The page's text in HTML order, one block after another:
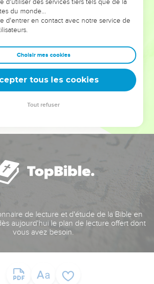
qu'ils ont traversés, alors même que ce
elles qui les ont façonnés.
leaders, entrepreneurs, et responsables
avec plus de sagesse afin que leurs erreurs
Que vous guidiez un ministère, une
ou une famille, leur expérience est faite
de lecture et d'étude de la Bible en
aujourd'hui le plan de lecture offert dont
vous avez besoin.
d'utiliser des services tiers tels que de la
du monde…
d'entrer en contact avec notre service de
Choisir mes cookies
tous les cookies
Tout refuser